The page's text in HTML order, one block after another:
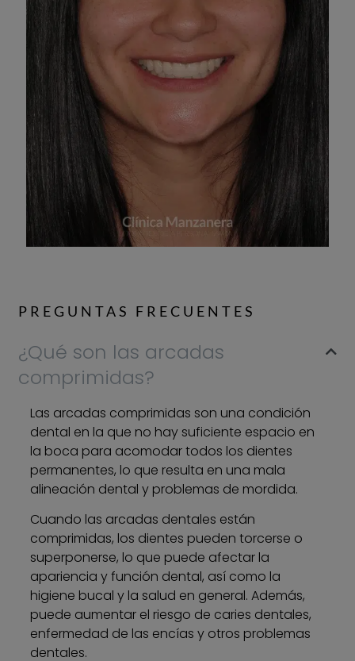
PREGUNTAS FRECUENTES​
¿Qué son las arcadas
comprimidas?
Las arcadas comprimidas son una condición
dental en la que no hay suficiente espacio en
la boca para acomodar todos los dientes
permanentes, lo que resulta en una mala
alineación dental y problemas de mordida.
Cuando las arcadas dentales están
comprimidas, los dientes pueden torcerse o
superponerse, lo que puede afectar la
apariencia y función dental, así como la
higiene bucal y la salud en general. Además,
puede aumentar el riesgo de caries dentales,
enfermedad de las encías y otros problemas
dentales.